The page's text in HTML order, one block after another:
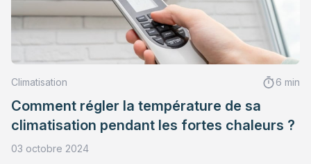
Climatisation 6 min
Comment régler la température de sa
climatisation pendant les fortes chaleurs ?
03 octobre 2024